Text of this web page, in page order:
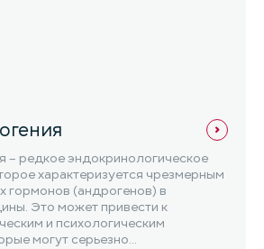
– редкое эндокринологическое
характеризуется чрезмерным
гормонов (андрогенов) в
Это может привести к
и психологическим
могут серьезно...